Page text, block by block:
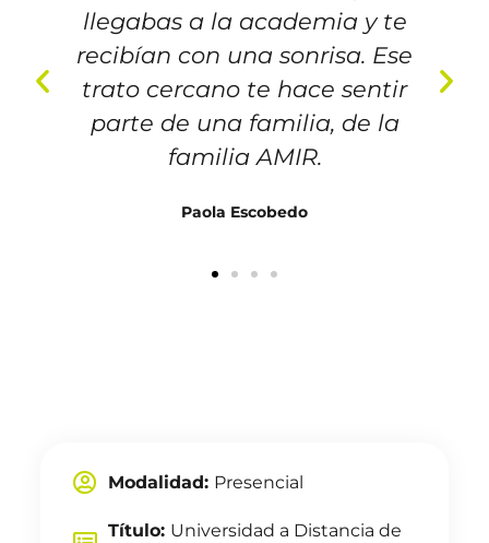
llegabas a la academia y te
recibían con una sonrisa. Ese
trato cercano te hace sentir
parte de una familia, de la
familia AMIR.
Paola Escobedo
Modalidad: Presencial
Título: Universidad a Distancia de